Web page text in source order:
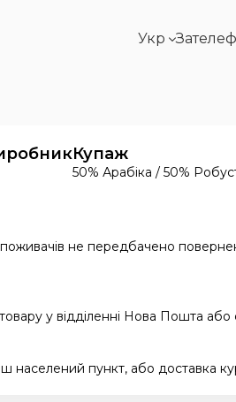
Укр
Купаж
50% Арабіка / 50%
не передбачено
у відділенні Нова Пошта або
населений пункт, або доставка